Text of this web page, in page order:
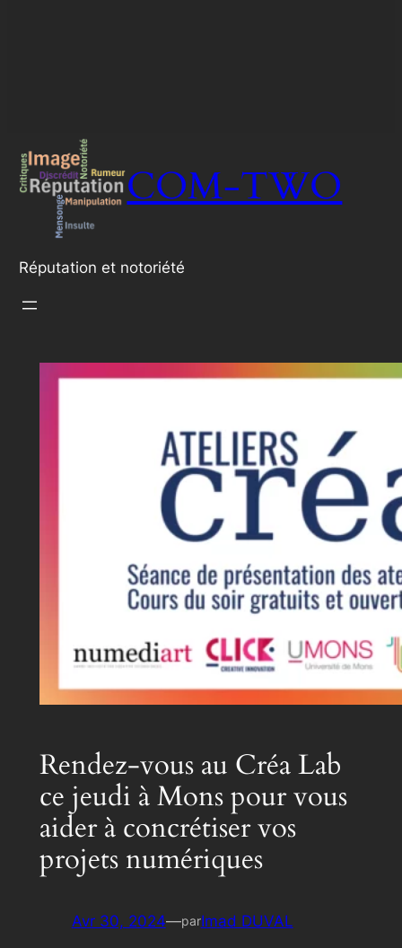
COM-TWO
Réputation et notoriété
Rendez-vous au Créa Lab
ce jeudi à Mons pour vous
aider à concrétiser vos
projets numériques
Avr 30, 2024—parImad DUVAL